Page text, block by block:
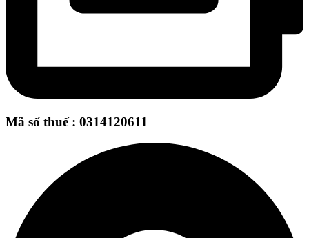
Mã số thuế : 0314120611